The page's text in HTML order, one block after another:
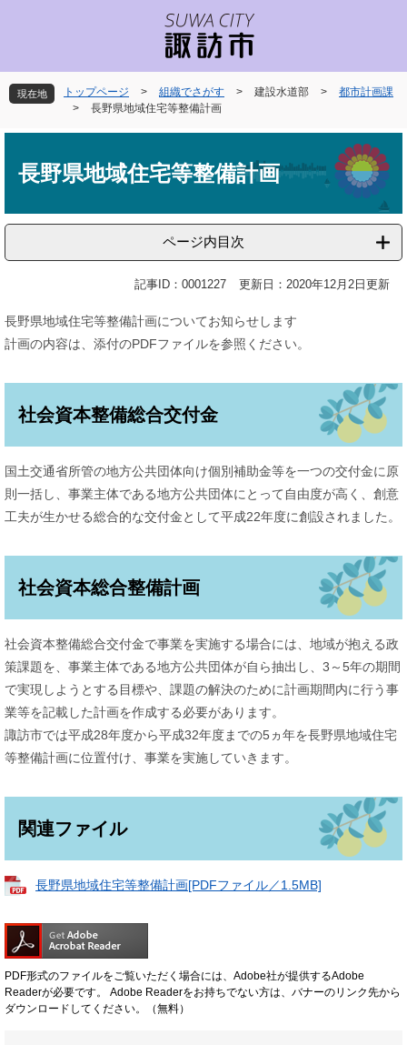
先
頭
を
飛
現在地 トップページ > 組織でさがす > 建設水道部 >
都市計画課
>
長野県地域住宅等整備計画
長野県地域住宅等整備計画
ページ内目次
記事ID：0001227 更新日：2020年12月2日更新
長野県地域住宅等整備計画についてお知らせします
計画の内容は、添付のPDFファイルを参照ください。
社会資本整備総合交付金
国土交通省所管の地方公共団体向け個別補助金等を一つの交付金に原
則一括し、事業主体である地方公共団体にとって自由度が高く、創意
工夫が生かせる総合的な交付金として平成22年度に創設されました。
社会資本総合整備計画
社会資本整備総合交付金で事業を実施する場合には、地域が抱える政
策課題を、事業主体である地方公共団体が自ら抽出し、3～5年の期間
で実現しようとする目標や、課題の解決のために計画期間内に行う事
業等を記載した計画を作成する必要があります。
諏訪市では平成28年度から平成32年度までの5ヵ年を長野県地域住宅
等整備計画に位置付け、事業を実施していきます。
関連ファイル
長野県地域住宅等整備計画[PDFファイル／1.5MB]
PDF形式のファイルをご覧いただく場合には、Adobe社が提供するAdobe
Readerが必要です。
Adobe Readerをお持ちでない方は、バナーのリンク先から
ダウンロードしてください。（無料）